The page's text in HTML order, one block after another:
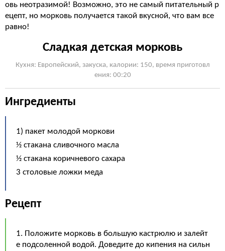
овь неотразимой! Возможно, это не самый питательный р
ецепт, но морковь получается такой вкусной, что вам все
равно!
Сладкая детская морковь
Кухня: Европейский, закуска, калории: 150, время приготовл
ения: 00:20
Ингредиенты
1) пакет молодой моркови
½ стакана сливочного масла
½ стакана коричневого сахара
3 столовые ложки меда
Рецепт
1. Положите морковь в большую кастрюлю и залейт
е подсоленной водой. Доведите до кипения на сильн